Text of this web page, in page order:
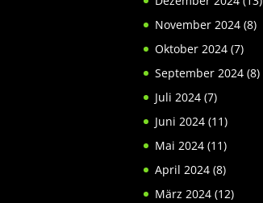
November 2024(8)
Oktober 2024(7)
September 2024(8)
Juli 2024(7)
Juni 2024(11)
Mai 2024(11)
April 2024(8)
März 2024(12)